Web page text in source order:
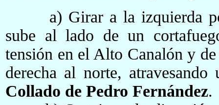
a) Girar a la izquierda por
sube al lado de un
tensión en el Alto Canalón y
derecha al norte,
Collado de Pedro Fernández.